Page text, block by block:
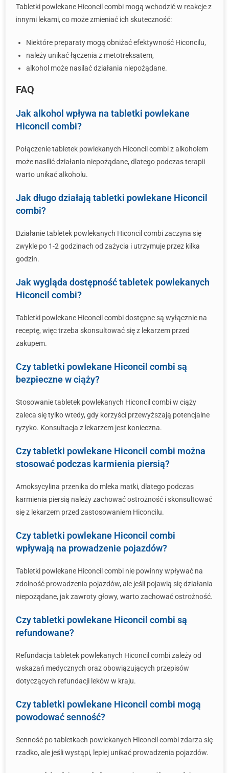
Tabletki powlekane Hiconcil combi mogą wchodzić w reakcje z
innymi lekami, co może zmieniać ich skuteczność:
Niektóre preparaty mogą obniżać efektywność Hiconcilu,
należy unikać łączenia z metotreksatem,
alkohol może nasilać działania niepożądane.
FAQ
Jak alkohol wpływa na tabletki powlekane
Hiconcil combi?
Połączenie tabletek powlekanych Hiconcil combi z alkoholem
może nasilić działania niepożądane, dlatego podczas terapii
warto unikać alkoholu.
Jak długo działają tabletki powlekane Hiconcil
combi?
Działanie tabletek powlekanych Hiconcil combi zaczyna się
zwykle po 1-2 godzinach od zażycia i utrzymuje przez kilka
godzin.
Jak wygląda dostępność tabletek powlekanych
Hiconcil combi?
Tabletki powlekane Hiconcil combi dostępne są wyłącznie na
receptę, więc trzeba skonsultować się z lekarzem przed
zakupem.
Czy tabletki powlekane Hiconcil combi są
bezpieczne w ciąży?
Stosowanie tabletek powlekanych Hiconcil combi w ciąży
zaleca się tylko wtedy, gdy korzyści przewyższają potencjalne
ryzyko. Konsultacja z lekarzem jest konieczna.
Czy tabletki powlekane Hiconcil combi można
stosować podczas karmienia piersią?
Amoksycylina przenika do mleka matki, dlatego podczas
karmienia piersią należy zachować ostrożność i skonsultować
się z lekarzem przed zastosowaniem Hiconcilu.
Czy tabletki powlekane Hiconcil combi
wpływają na prowadzenie pojazdów?
Tabletki powlekane Hiconcil combi nie powinny wpływać na
zdolność prowadzenia pojazdów, ale jeśli pojawią się działania
niepożądane, jak zawroty głowy, warto zachować ostrożność.
Czy tabletki powlekane Hiconcil combi są
refundowane?
Refundacja tabletek powlekanych Hiconcil combi zależy od
wskazań medycznych oraz obowiązujących przepisów
dotyczących refundacji leków w kraju.
Czy tabletki powlekane Hiconcil combi mogą
powodować senność?
Senność po tabletkach powlekanych Hiconcil combi zdarza się
rzadko, ale jeśli wystąpi, lepiej unikać prowadzenia pojazdów.